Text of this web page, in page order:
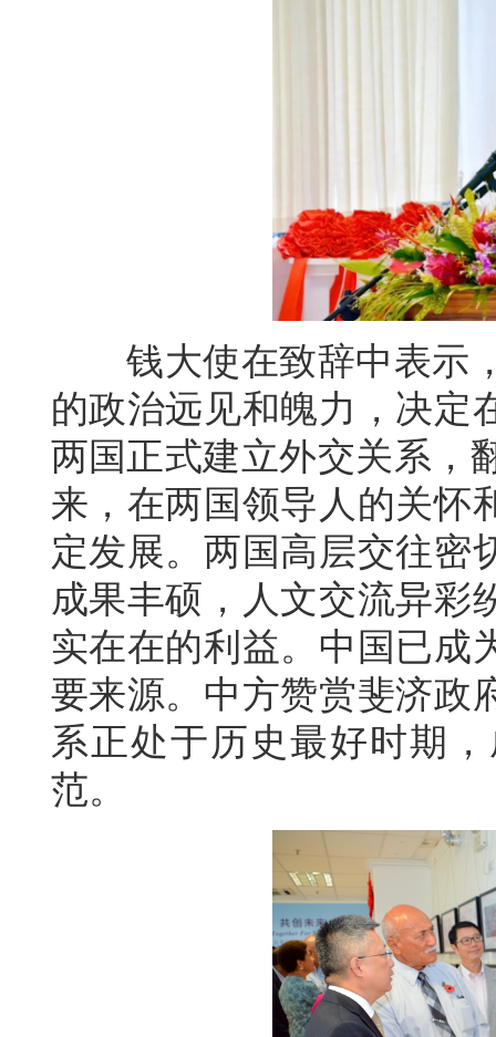
钱大使在致辞中表示，
的政治远见和魄力，决定
两国正式建立外交关系，
来，在两国领导人的关怀
定发展。两国高层交往密
成果丰硕，人文交流异彩
实在在的利益。中国已成
要来源。中方赞赏斐济政
系正处于历史最好时期
范。